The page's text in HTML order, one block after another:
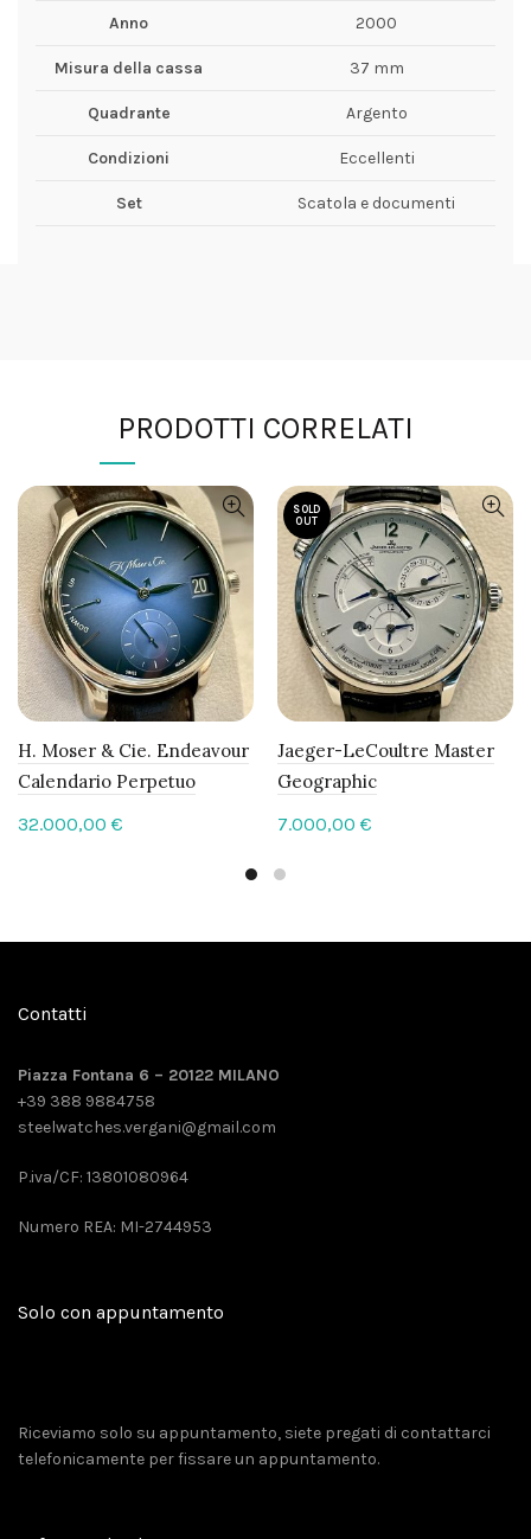
Anno 2000
Misura della cassa 37 mm
Quadrante Argento
Condizioni Eccellenti
Set Scatola e documenti
PRODOTTI CORRELATI
H. Moser & Cie. Endeavour
Calendario Perpetuo
32.000,00 €
SOLD
OUT
Jaeger-LeCoultre Master
Geographic
7.000,00 €
Contatti
Piazza Fontana 6 – 20122 MILANO
+39 388 9884758
steelwatches.vergani@gmail.com
P.iva/CF: 13801080964
Numero REA: MI-2744953
Solo con appuntamento
Riceviamo solo su appuntamento, siete pregati di contattarci
telefonicamente per fissare un appuntamento.